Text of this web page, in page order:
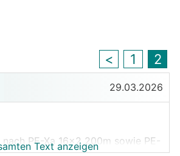
< 1 2
29.03.2026
PE-Xa 16x2 200m sowie PE-
Text anzeigen